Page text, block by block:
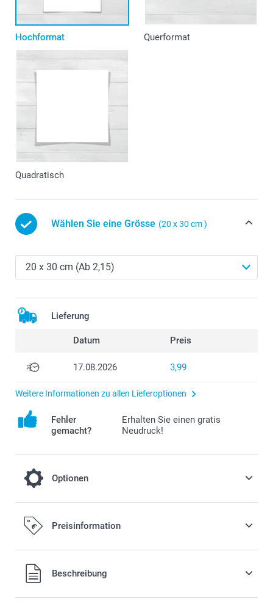
Hochformat Querformat
Quadratisch
Wählen Sie eine Grösse (20 x 30 cm )
Lieferung
Datum Preis
17.08.2026 3,99
Weitere Informationen zu allen Lieferoptionen
Fehler
gemacht?
Erhalten Sie einen gratis
Neudruck!
Optionen
Wählen Sie einen passenden Rahmen für
Ihr Foto-Poster
Ab 16,00/Stück
Preisinformation
Beschreibung